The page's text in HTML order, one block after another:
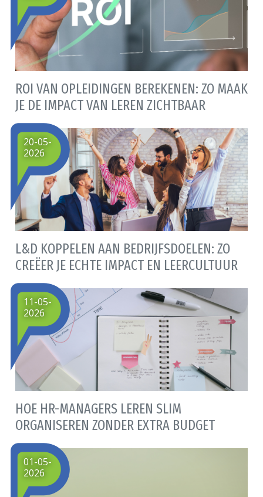
ROI VAN OPLEIDINGEN BEREKENEN: ZO MAAK
JE DE IMPACT VAN LEREN ZICHTBAAR
L&D KOPPELEN AAN BEDRIJFSDOELEN: ZO
CREËER JE ECHTE IMPACT EN LEERCULTUUR
20-05-
2026
HOE HR-MANAGERS LEREN SLIM
ORGANISEREN ZONDER EXTRA BUDGET
11-05-
2026
01-05-
2026